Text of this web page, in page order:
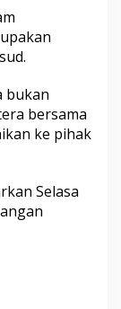
bukan
bersama
ke pihak
Selasa